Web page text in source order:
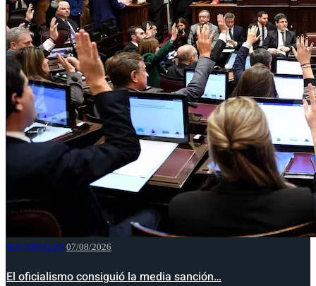
NACIONALES 07/08/2026
El oficialismo consiguió la media sanción…